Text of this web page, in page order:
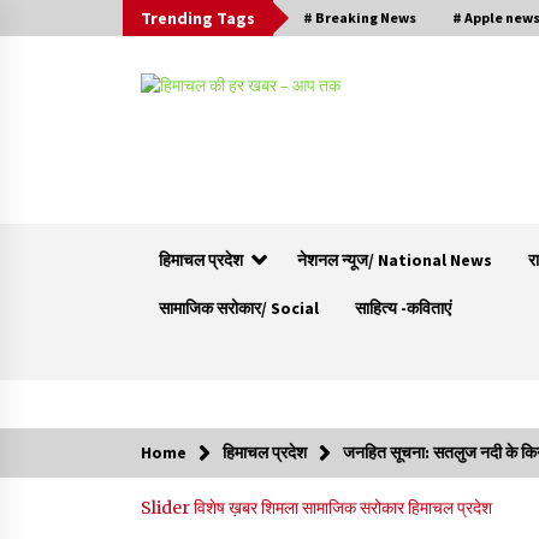
Trending Tags # Breaking News # Apple news
हिमाचल प्रदेश नेशनल न्यूज/ National News
सामाजिक सरोकार/ Social साहित्य -कविताएं
11 से 13 सितंबर तक आयोजित होगी 27वीं वार्षिक खेलकूद
Home हिमाचल प्रदेश जनहित सूचना: सतलुज नदी के
Sliderविशेष ख़बरशिमलासामाजिक सरोकारहिमाचल प्रदेश